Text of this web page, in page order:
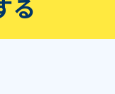
る